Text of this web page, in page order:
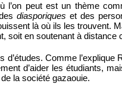
peut est un thème
desdiasporiques et des
là où ils les trouvent.
soit en soutenant à distance
d’études. Comme l’explique
d’aider les étudiants,
la société gazaouie.